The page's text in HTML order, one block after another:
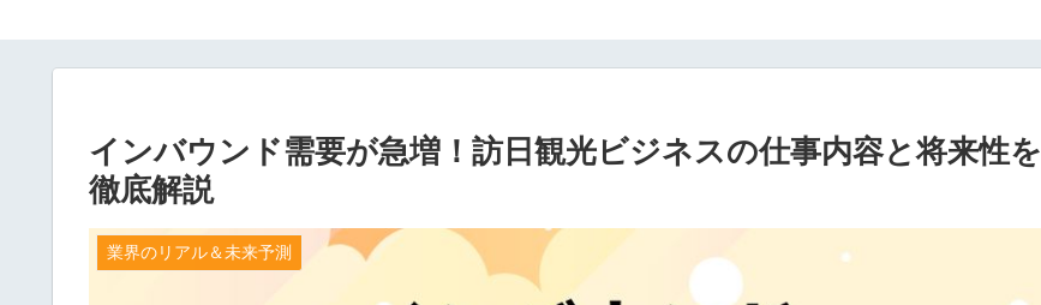
インバウンド需要が急増！訪日観光ビジネスの仕事内容と将来性を
徹底解説
業界のリアル＆未来予測